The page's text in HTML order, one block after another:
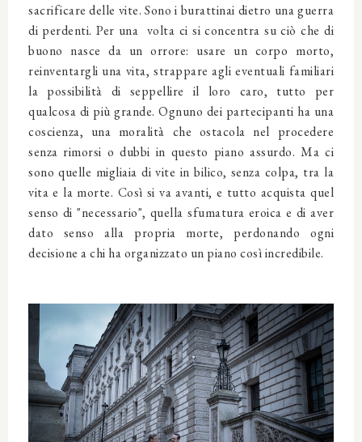
sacrificare delle vite. Sono i burattinai dietro una guerra
di perdenti. Per una volta ci si concentra su ciò che di
buono nasce da un orrore: usare un corpo morto,
reinventargli una vita, strappare agli eventuali familiari
la possibilità di seppellire il loro caro, tutto per
qualcosa di più grande. Ognuno dei partecipanti ha una
coscienza, una moralità che ostacola nel procedere
senza rimorsi o dubbi in questo piano assurdo. Ma ci
sono quelle migliaia di vite in bilico, senza colpa, tra la
vita e la morte. Così si va avanti, e tutto acquista quel
senso di "necessario", quella sfumatura eroica e di aver
dato senso alla propria morte, perdonando ogni
decisione a chi ha organizzato un piano così incredibile.